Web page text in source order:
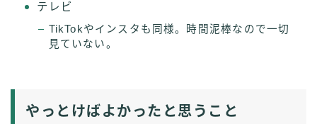
テレビ
TikTokやインスタも同様。時間泥棒なので一切
見ていない。
やっとけばよかったと思うこと